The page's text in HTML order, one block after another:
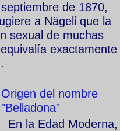
septiembre de 1870,
a Nägeli que la
sexual de muchas
exactamente
Origen del nombre
"Belladona"
En la Edad Moderna,